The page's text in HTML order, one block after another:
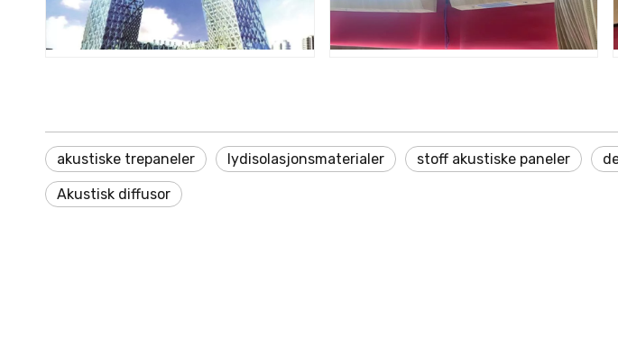
akustiske trepaneler lydisolasjonsmaterialer stoff akustiske paneler
Akustisk diffusor